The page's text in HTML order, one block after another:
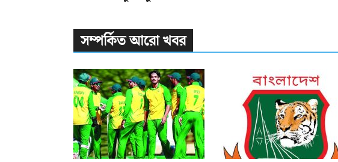
সম্পর্কিত আরো খবর